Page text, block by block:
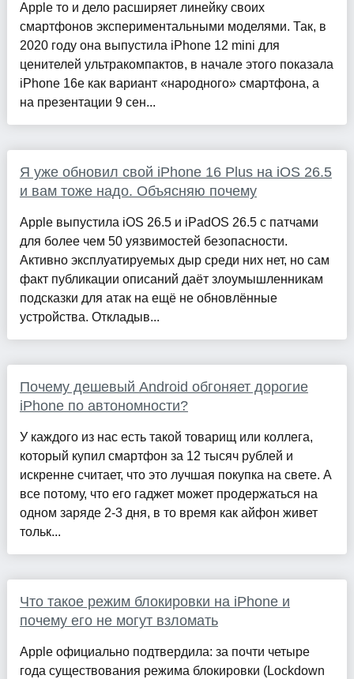
Apple то и дело расширяет линейку своих
смартфонов экспериментальными моделями. Так, в
2020 году она выпустила iPhone 12 mini для
ценителей ультракомпактов, в начале этого показала
iPhone 16e как вариант «народного» смартфона, а
на презентации 9 сен...
Я уже обновил свой iPhone 16 Plus на iOS 26.5
и вам тоже надо. Объясняю почему
Apple выпустила iOS 26.5 и iPadOS 26.5 с патчами
для более чем 50 уязвимостей безопасности.
Активно эксплуатируемых дыр среди них нет, но сам
факт публикации описаний даёт злоумышленникам
подсказки для атак на ещё не обновлённые
устройства. Откладыв...
Почему дешевый Android обгоняет дорогие
iPhone по автономности?
У каждого из нас есть такой товарищ или коллега,
который купил смартфон за 12 тысяч рублей и
искренне считает, что это лучшая покупка на свете. А
все потому, что его гаджет может продержаться на
одном заряде 2-3 дня, в то время как айфон живет
тольк...
Что такое режим блокировки на iPhone и
почему его не могут взломать
Apple официально подтвердила: за почти четыре
года существования режима блокировки (Lockdown